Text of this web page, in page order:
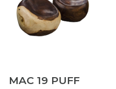
MAC 19 PUFF